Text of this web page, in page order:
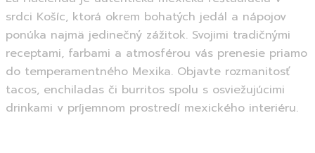
srdci Košíc, ktorá okrem bohatých jedál a nápojov
ponúka najmä jedinečný zážitok. Svojimi tradičnými
receptami, farbami a atmosférou vás prenesie priamo
do temperamentného Mexika. Objavte rozmanitosť
tacos, enchiladas či burritos spolu s osviežujúcimi
drinkami v príjemnom prostredí mexického interiéru.